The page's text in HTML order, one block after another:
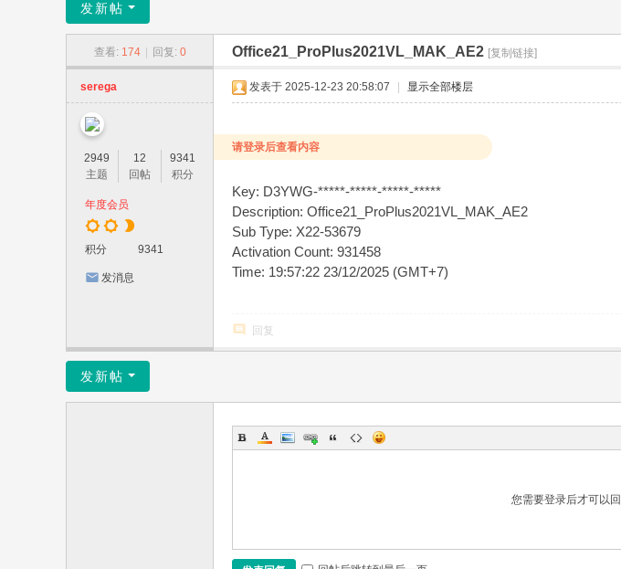
分
坛
发新帖
查看: 174 回复: 0 Office21_ProPlus2021VL_MAK_AE2 [复制链接]
serega
2949
主题
12
回帖
9341
积分
年度会员
积分 9341
发消息
发表于 2025-12-23 20:58:07 显示全部楼层
请登录后查看内容
Key: D3YWG-*****-*****-*****-*****
Description: Office21_ProPlus2021VL_MAK_AE2
Sub Type: X22-53679
Activation Count: 931458
Time: 19:57:22 23/12/2025 (GMT+7)
回复
发新帖
您需要登录后才可以